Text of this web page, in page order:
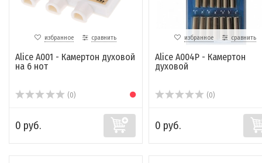
избранное сравнить
Alice A001 - Камертон духовой
на 6 нот
(0)
0 руб.
избранное сравнить
Alice A004P - Камертон
духовой
(0)
0 руб.